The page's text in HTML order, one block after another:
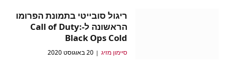
ריגול סובייטי בתמונת הפרומו
הראשונה ל-Call of Duty:
Black Ops Cold
סיימון מזיג 20 באוגוסט 2020